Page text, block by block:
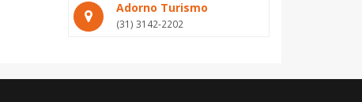
Adorno Turismo
(31) 3142-2202